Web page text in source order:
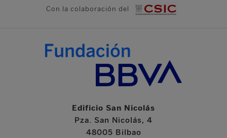
Con la colaboración del
Edificio San Nicolás
Pza. San Nicolás, 4
48005 Bilbao